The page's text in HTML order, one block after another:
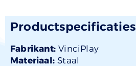
Productspecificaties
Fabrikant:VinciPlay
Materiaal:Staal